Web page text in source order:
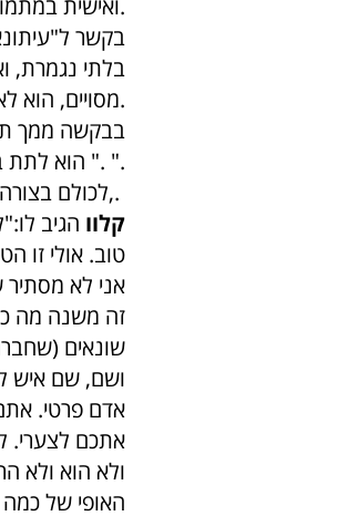
בקשר
בלתי נגמרת,
מסויים, הוא לא יאושר, אבל נגד מתמודדים אחרים בכיף יאושר.
בבקשה ממך
הוא לתת במה ". ".
לכולם בצורה שווה והוגנת,.
קלוו הגיב
טוב. אולי זו
אני לא
זה משנה מה
שונאים
ושם, שם איש
אדם פרטי.
אתכם לצערי.
ולא הוא ולא